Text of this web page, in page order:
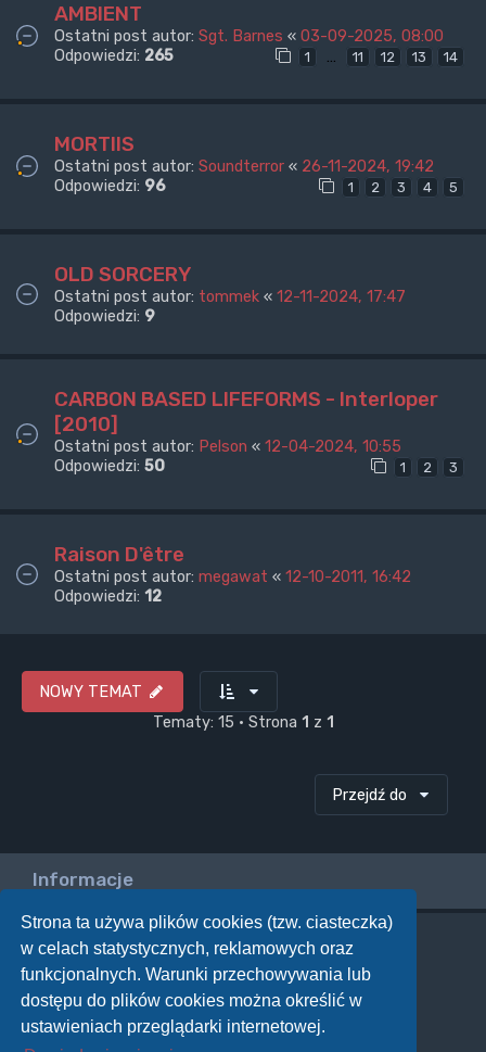
Strona ta używa plików cookies (tzw. ciasteczka)
w celach statystycznych, reklamowych oraz
funkcjonalnych. Warunki przechowywania lub
dostępu do plików cookies można określić w
ustawieniach przeglądarki internetowej.
AMBIENT
Ostatni post autor: Sgt. Barnes « 03-09-2025, 08:00
Odpowiedzi: 265 1 … 11 12 13 14
MORTIIS
Ostatni post autor: Soundterror « 26-11-2024, 19:42
Odpowiedzi: 96 1 2 3 4 5
OLD SORCERY
Ostatni post autor: tommek « 12-11-2024, 17:47
Odpowiedzi: 9
CARBON BASED LIFEFORMS - Interloper
[2010]
Ostatni post autor: Pelson « 12-04-2024, 10:55
Odpowiedzi: 50 1 2 3
Raison D'être
Ostatni post autor: megawat « 12-10-2011, 16:42
Odpowiedzi: 12
NOWY TEMAT
Tematy: 15 • Strona 1 z 1
Przejdź do
Informacje
Twoje uprawnienia na tym forum
Nie możesztworzyć nowych tematów
Nie możeszodpowiadać w tematach
Nie możesz zmieniać swoich postów
Nie możesz
usuwać swoich postów